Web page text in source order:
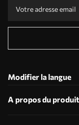
Modifier la langue
A propos du produit